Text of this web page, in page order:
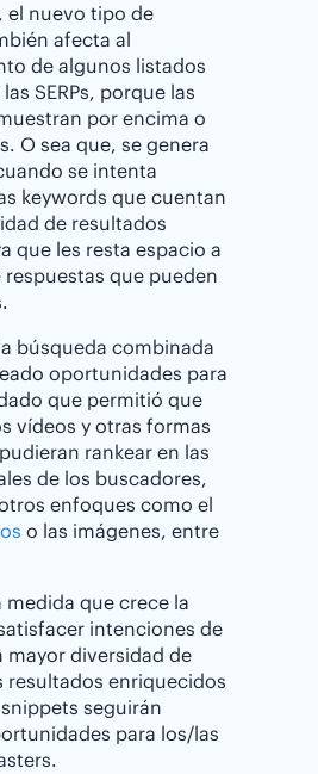
el nuevo tipo de
afecta al
de algunos listados
SERPs, porque las
por encima o
O sea que, se genera
se intenta
keywords que cuentan
de resultados
que les resta espacio a
que pueden
búsqueda combinada
oportunidades para
que permitió que
vídeos y otras formas
rankear en las
de los buscadores,
enfoques como el
o las imágenes, entre
medida que crece la
intenciones de
mayor diversidad de
resultados enriquecidos
seguirán
para los/las